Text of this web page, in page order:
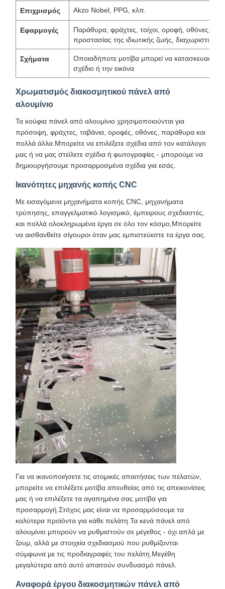
Επιχρισμός Akzo Nobel, PPG, κλπ.
Εφαρμογές
Παράθυρα, φράχτες, τοίχοι, οροφή, οθόνες,
προστασίας της ιδιωτικής ζωής, διαχωριστικά
Σχήματα
Οποιαδήποτε μοτίβα μπορεί να κατασκευαστεί
σχέδιο ή την εικόνα
Χρωματισμός διακοσμητικού πάνελ από
αλουμίνιο
Τα κούφια πάνελ από αλουμίνιο χρησιμοποιούνται για
πρόσοψη, φράχτες, ταβάνια, οροφές, οθόνες, παράθυρα και
πολλά άλλα.Μπορείτε να επιλέξετε σχέδια από τον κατάλογο
μας ή να μας στείλετε σχέδια ή φωτογραφίες - μπορούμε να
δημιουργήσουμε προσαρμοσμένα σχέδια για εσάς.
Ικανότητες μηχανής κοπής CNC
Με εισαγόμενα μηχανήματα κοπής CNC, μηχανήματα
τρύπησης, επαγγελματικό λογισμικό, έμπειρους σχεδιαστές,
και πολλά ολοκληρωμένα έργα σε όλο τον κόσμο,Μπορείτε
να αισθανθείτε σίγουροι όταν μας εμπιστεύεστε τα έργα σας.
Για να ικανοποιήσετε τις ατομικές απαιτήσεις των πελατών,
μπορείτε να επιλέξετε μοτίβα απευθείας από τις απεικονίσεις
μας ή να επιλέξετε τα αγαπημένα σας μοτίβα για
προσαρμογή.Στόχος μας είναι να προσαρμόσουμε τα
καλύτερα προϊόντα για κάθε πελάτη.Τα κενά πάνελ από
αλουμίνιο μπορούν να ρυθμιστούν σε μέγεθος - όχι απλά με
ζουμ, αλλά με στοιχεία σχεδιασμού που ρυθμίζονται
σύμφωνα με τις προδιαγραφές του πελάτη.Μεγέθη
μεγαλύτερα από αυτό απαιτούν συνδυασμό πάνελ.
Αναφορά έργου διακοσμητικών πάνελ από